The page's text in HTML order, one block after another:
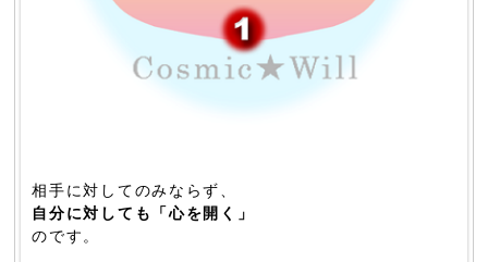
相手に対してのみならず、
自分に対しても「心を開く」
のです。